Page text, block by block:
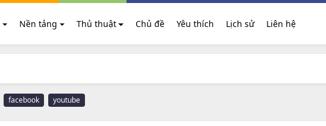
Nền tảng Thủ thuật Chủ đề Yêu thích Lịch sử Liên hệ
facebook youtube